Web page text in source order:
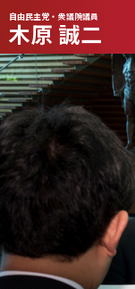
自由民主党・衆議院議員
木原 誠二